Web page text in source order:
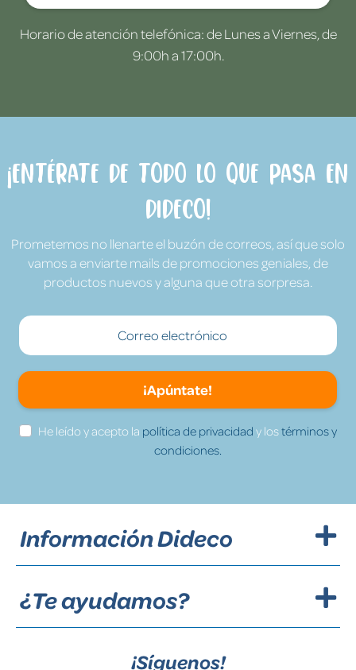
Horario de atención telefónica: de Lunes a Viernes, de
9:00h a 17:00h.
¡Entérate de todo lo que pasa en
Dideco!
Prometemos no llenarte el buzón de correos, así que solo
vamos a enviarte mails de promociones geniales, de
productos nuevos y alguna que otra sorpresa.
¡Apúntate!
He leído y acepto la política de privacidad y lostérminos y
condiciones.
Información Dideco
¿Te ayudamos?
¡Síguenos!